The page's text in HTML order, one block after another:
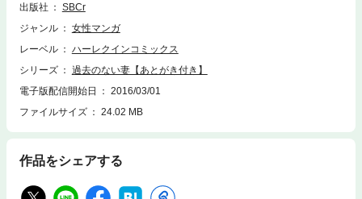
心境は複雑だった。妻が生きていたのはうれしい。でも、ふたりが離婚寸
前だったことを彼女が思い出したら……。
出版社
SBCr
ジャンル
女性マンガ
レーベル
ハーレクインコミックス
シリーズ
過去のない妻【あとがき付き】
電子版配信開始日
2016/03/01
ファイルサイズ
24.02 MB
作品をシェアする